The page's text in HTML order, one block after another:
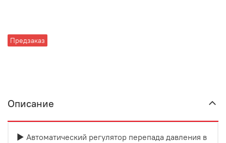
Предзаказ
Описание
▶ Автоматический регулятор перепада давления в